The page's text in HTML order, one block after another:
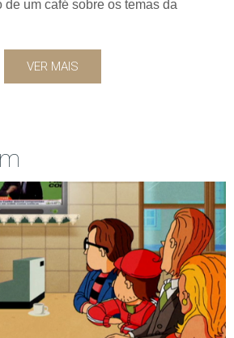
um café sobre os temas da
VER MAIS